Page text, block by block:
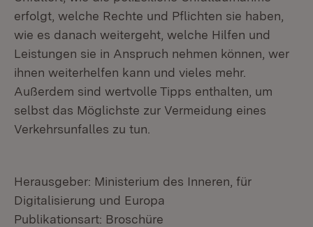
erfolgt, welche Rechte und Pflichten sie haben,
wie es danach weitergeht, welche Hilfen und
Leistungen sie in Anspruch nehmen können, wer
ihnen weiterhelfen kann und vieles mehr.
Außerdem sind wertvolle Tipps enthalten, um
selbst das Möglichste zur Vermeidung eines
Verkehrsunfalles zu tun.
Herausgeber: Ministerium des Inneren, für
Digitalisierung und Europa
Publikationsart: Broschüre